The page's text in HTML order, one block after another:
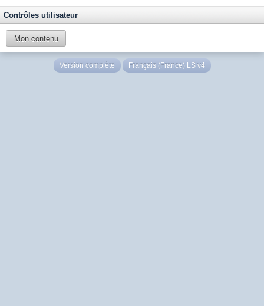
Contrôles utilisateur
Mon contenu
Version complète Français (France) LS v4